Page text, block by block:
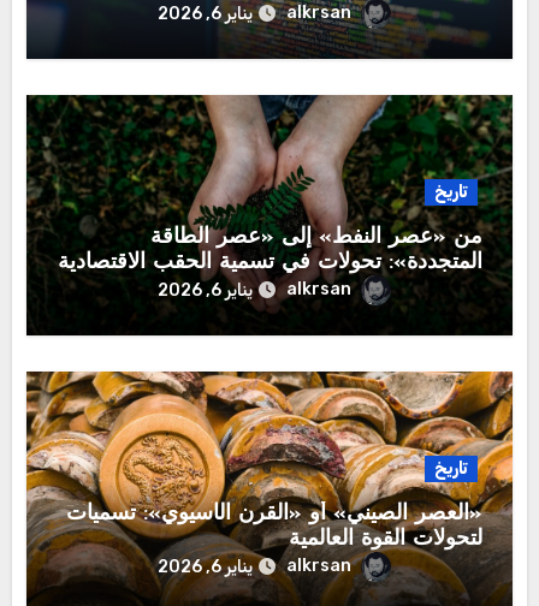
alkrsan يناير 6, 2026
تاريخ
​من «عصر النفط» إلى «عصر الطاقة
المتجددة»: تحولات في تسمية الحقب الاقتصادية
alkrsan يناير 6, 2026
تاريخ
​«العصر الصيني» أو «القرن الآسيوي»: تسميات
لتحولات القوة العالمية
alkrsan يناير 6, 2026